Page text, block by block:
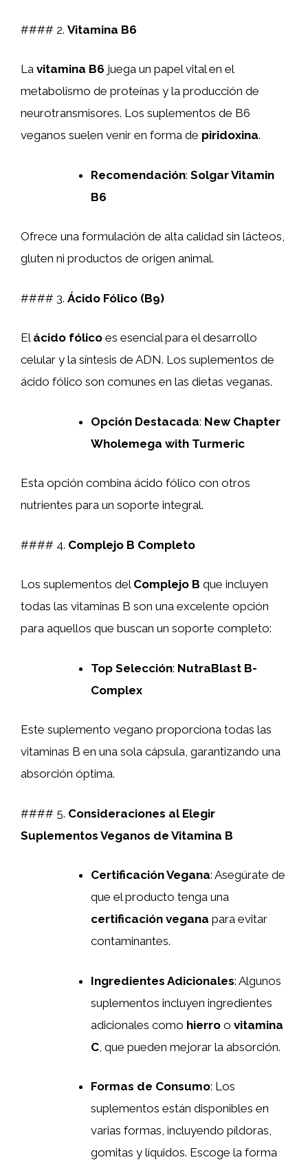
#### 2. Vitamina B6
La vitamina B6 juega un papel vital en el
metabolismo de proteínas y la producción de
neurotransmisores. Los suplementos de B6
veganos suelen venir en forma de piridoxina.
Recomendación: Solgar Vitamin
B6
Ofrece una formulación de alta calidad sin lácteos,
gluten ni productos de origen animal.
#### 3. Ácido Fólico (B9)
El ácido fólico es esencial para el desarrollo
celular y la síntesis de ADN. Los suplementos de
ácido fólico son comunes en las dietas veganas.
Opción Destacada: New Chapter
Wholemega with Turmeric
Esta opción combina ácido fólico con otros
nutrientes para un soporte integral.
#### 4. Complejo B Completo
Los suplementos del Complejo B que incluyen
todas las vitaminas B son una excelente opción
para aquellos que buscan un soporte completo:
Top Selección: NutraBlast B-
Complex
Este suplemento vegano proporciona todas las
vitaminas B en una sola cápsula, garantizando una
absorción óptima.
#### 5. Consideraciones al Elegir
Suplementos Veganos de Vitamina B
Certificación Vegana: Asegúrate de
que el producto tenga una
certificación vegana para evitar
contaminantes.
Ingredientes Adicionales: Algunos
suplementos incluyen ingredientes
adicionales como hierro o vitamina
C , que pueden mejorar la absorción.
Formas de Consumo: Los
suplementos están disponibles en
varias formas, incluyendo píldoras,
gomitas y líquidos. Escoge la forma